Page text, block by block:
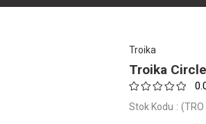
Troika
Troika
Stok Kodu (TRO